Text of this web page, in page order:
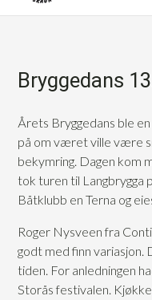
Bryggedans
Årets Bryggedans ble
på om været ville være
bekymring. Dagen kom
tok turen til Langbrygga
Båtklubb en Terna og
Roger Nysveen fra
godt med finn variasjon.
tiden. For anledningen
Storås festivalen.